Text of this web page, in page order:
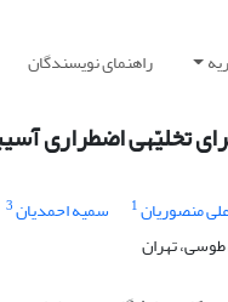
راهنمای نویسندگان
منصوریان1 سمیه احمدیان3
تهران